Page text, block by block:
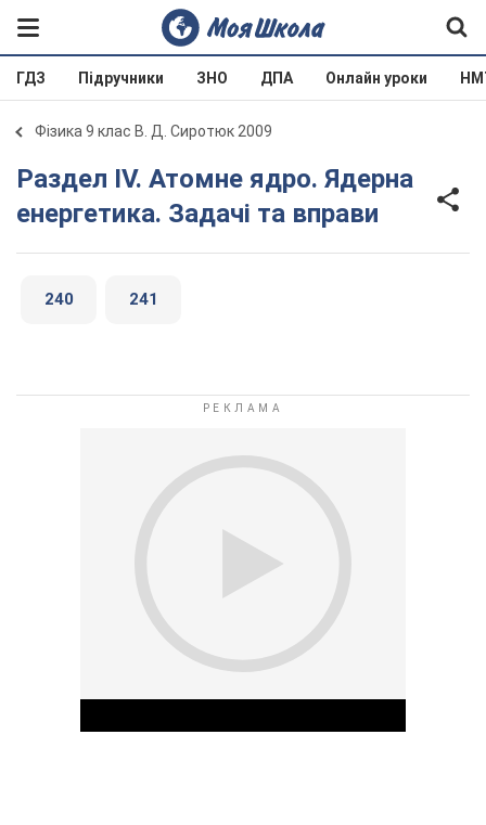
ГДЗ Підручники ЗНО ДПА Онлайн уроки
Фізика 9 клас В. Д. Сиротюк 2009
Раздел ІV. Атомне ядро. Ядерна
енергетика. Задачі та вправи
240 241